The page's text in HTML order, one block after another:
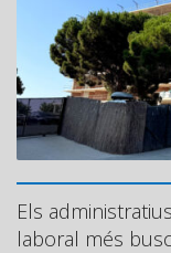
Els
laboral més